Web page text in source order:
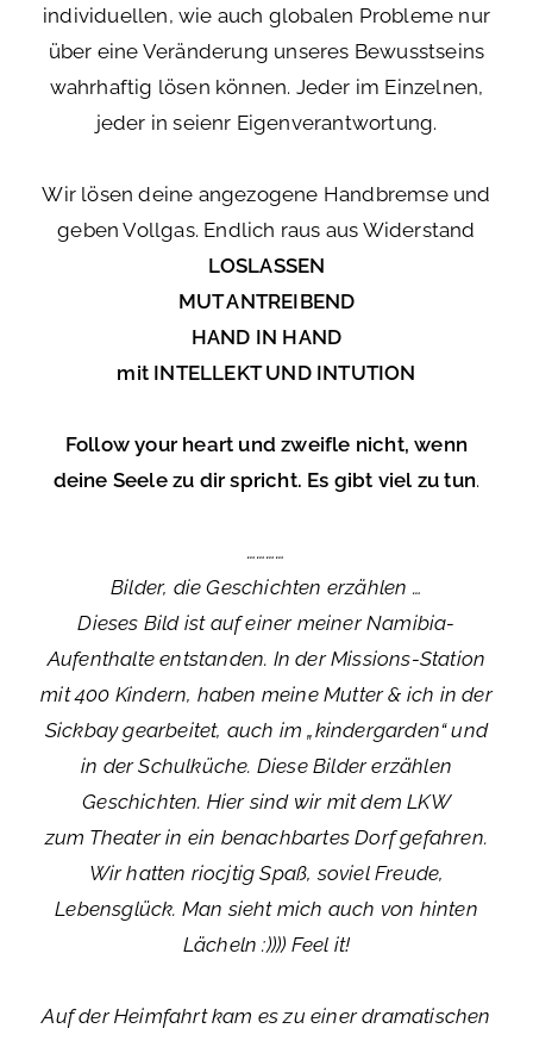
individuellen, wie auch globalen Probleme nur
über eine Veränderung unseres Bewusstseins
wahrhaftig lösen können. Jeder im Einzelnen,
jeder in seienr Eigenverantwortung.
Wir lösen deine angezogene Handbremse und
geben Vollgas. Endlich raus aus Widerstand
LOSLASSEN
MUT ANTREIBEND
HAND IN HAND
mit INTELLEKT UND INTUTION
Follow your heart und zweifle nicht, wenn
deine Seele zu dir spricht. Es gibt viel zu tun.
…………
Bilder, die Geschichten erzählen …
Dieses Bild ist auf einer meiner Namibia-
Aufenthalte entstanden. In der Missions-Station
mit 400 Kindern, haben meine Mutter & ich in der
Sickbay gearbeitet, auch im „kindergarden“ und
in der Schulküche. Diese Bilder erzählen
Geschichten. Hier sind wir mit dem LKW
zum Theater in ein benachbartes Dorf gefahren.
Wir hatten riocjtig Spaß, soviel Freude,
Lebensglück. Man sieht mich auch von hinten
Lächeln :)))) Feel it!
Auf der Heimfahrt kam es zu einer dramatischen